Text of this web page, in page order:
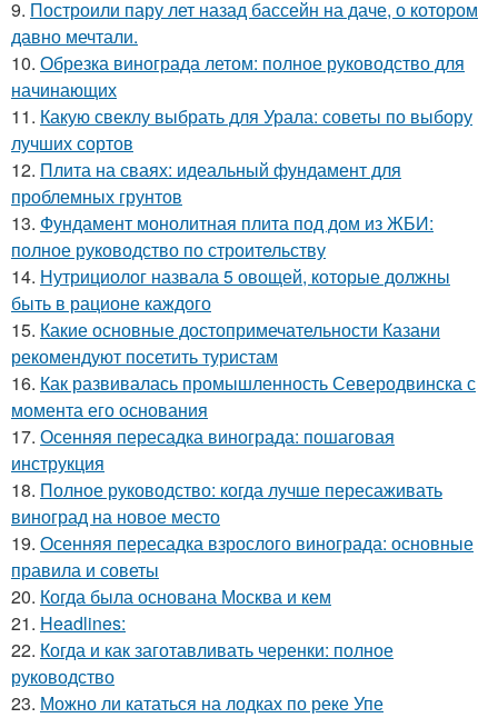
9. Построили пару лет назад бассейн на даче, о котором
давно мечтали.
10. Обрезка винограда летом: полное руководство для
начинающих
11. Какую свеклу выбрать для Урала: советы по выбору
лучших сортов
12. Плита на сваях: идеальный фундамент для
проблемных грунтов
13. Фундамент монолитная плита под дом из ЖБИ:
полное руководство по строительству
14. Нутрициолог назвала 5 овощей, которые должны
быть в рационе каждого
15. Какие основные достопримечательности Казани
рекомендуют посетить туристам
16. Как развивалась промышленность Северодвинска с
момента его основания
17. Осенняя пересадка винограда: пошаговая
инструкция
18. Полное руководство: когда лучше пересаживать
виноград на новое место
19. Осенняя пересадка взрослого винограда: основные
правила и советы
20. Когда была основана Москва и кем
21. Headlines:
22. Когда и как заготавливать черенки: полное
руководство
23. Можно ли кататься на лодках по реке Упе